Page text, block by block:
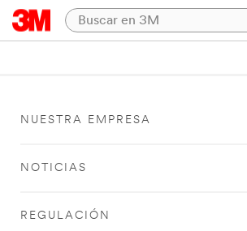
NUESTRA EMPRESA
NOTICIAS
REGULACIÓN